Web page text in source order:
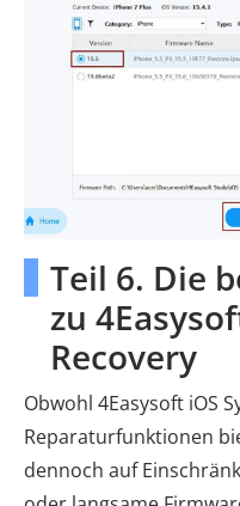
Teil 6. Die
zu
Recovery
Obwohl 4Easysoft iOS
Reparaturfunktionen
dennoch auf